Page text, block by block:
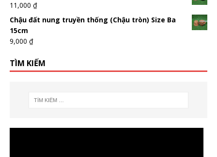
11,000 ₫
Chậu đất nung truyền thống (Chậu tròn) Size Ba
15cm
9,000 ₫
TÌM KIẾM